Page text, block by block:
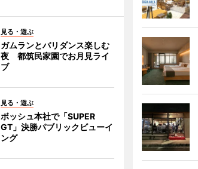
見る・遊ぶ
ガムランとバリダンス楽しむ
夜 都筑民家園でお月見ライ
ブ
見る・遊ぶ
ボッシュ本社で「SUPER
GT」決勝パブリックビューイ
ング